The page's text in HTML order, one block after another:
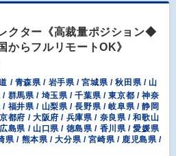
クター《高裁量ポジション◆
らフルリモートOK》
/ 青森県 / 岩手県 / 宮城県 / 秋田県 / 山
群馬県 / 埼玉県 / 千葉県 / 東京都 / 神奈
福井県 / 山梨県 / 長野県 / 岐阜県 / 静岡
都府 / 大阪府 / 兵庫県 / 奈良県 / 和歌山
島県 / 山口県 / 徳島県 / 香川県 / 愛媛県
県 / 熊本県 / 大分県 / 宮崎県 / 鹿児島県 /